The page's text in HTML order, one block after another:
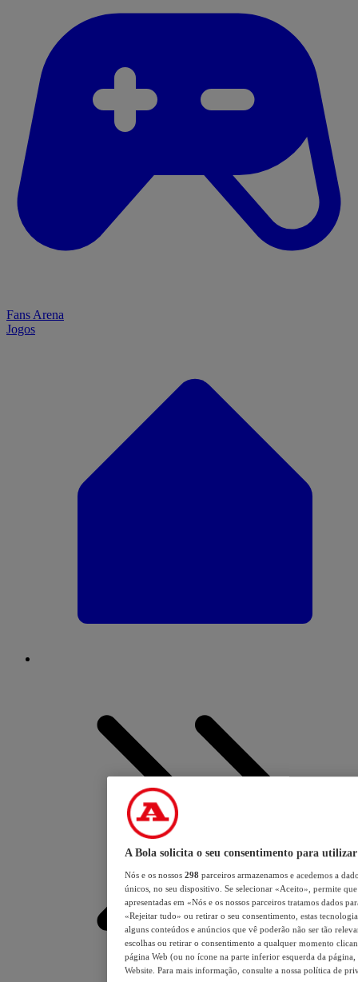
Fans Arena
Jogos
A Bola solicita o seu consentimento para utilizar
Nós e os nossos 298 parceiros armazenamos e acedemos a
únicos, no seu dispositivo. Se selecionar «Aceito», permite
apresentadas em «Nós e os nossos parceiros tratamos dados
«Rejeitar tudo» ou retirar o seu consentimento, estas
alguns conteúdos e anúncios que vê poderão não ser tão
escolhas ou retirar o consentimento a qualquer momento
página Web (ou no ícone na parte inferior esquerda da página,
Website. Para mais informação, consulte a nossa política de